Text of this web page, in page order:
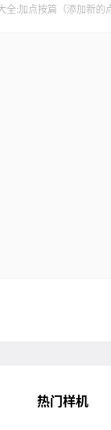
全:加点按篇（添加新的
热门样机